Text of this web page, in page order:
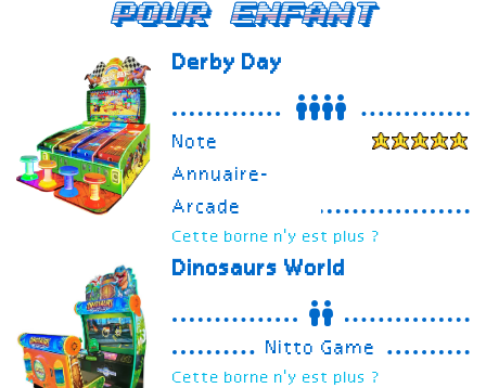
Pour enfant
Derby Day
Note
Annuaire-
Arcade
Cette borne n'y est plus ?
Dinosaurs World
Nitto Game
Cette borne n'y est plus ?